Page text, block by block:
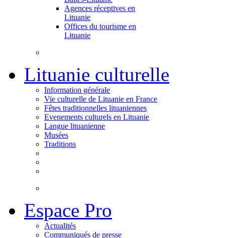
Agences réceptives en
Lituanie
Offices du tourisme en
Lituanie
Lituanie culturelle
Information générale
Vie culturelle de Lituanie en France
Fêtes traditionnelles lituaniennes
Evenements culturels en Lituanie
Langue lituanienne
Musées
Traditions
Espace Pro
Actualités
Communiqués de presse